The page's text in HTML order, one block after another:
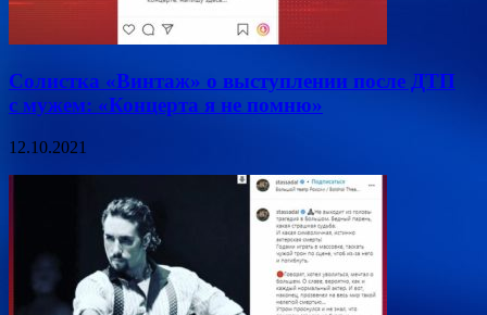
Солистка «Винтаж» о выступлении после ДТП
с мужем: «Концерта я не помню»
12.10.2021